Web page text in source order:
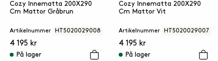
Cozy Innematta 200X290
Cm Mattor Gråbrun
Artikelnummer HT5020029008
4 195 kr
På lager
Cozy Innematta 200X290
Cm Mattor Vit
Artikelnummer HT5020029007
4 195 kr
På lager